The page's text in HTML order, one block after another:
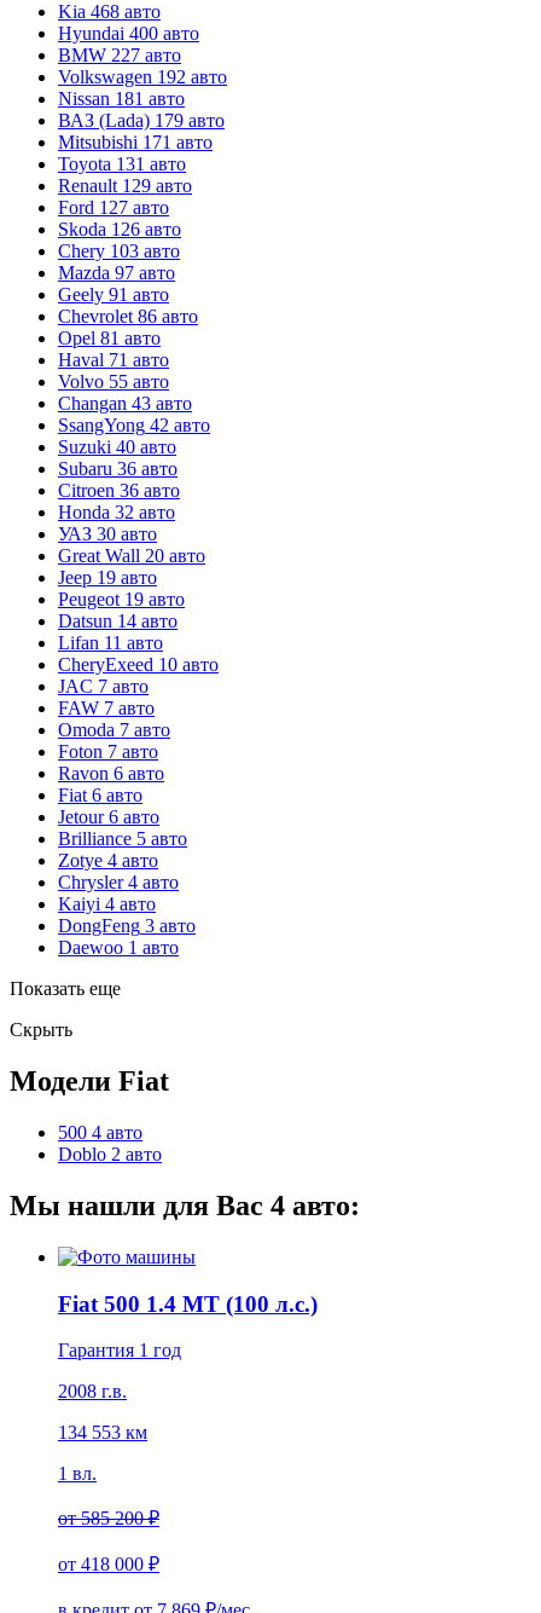
Kia 468 авто
Hyundai 400 авто
BMW 227 авто
Volkswagen 192 авто
Nissan 181 авто
ВАЗ (Lada) 179 авто
Mitsubishi 171 авто
Toyota 131 авто
Renault 129 авто
Ford 127 авто
Skoda 126 авто
Chery 103 авто
Mazda 97 авто
Geely 91 авто
Chevrolet 86 авто
Opel 81 авто
Haval 71 авто
Volvo 55 авто
Changan 43 авто
SsangYong 42 авто
Suzuki 40 авто
Subaru 36 авто
Citroen 36 авто
Honda 32 авто
УАЗ 30 авто
Great Wall 20 авто
Jeep 19 авто
Peugeot 19 авто
Datsun 14 авто
Lifan 11 авто
CheryExeed 10 авто
JAC 7 авто
FAW 7 авто
Omoda 7 авто
Foton 7 авто
Ravon 6 авто
Fiat 6 авто
Jetour 6 авто
Brilliance 5 авто
Zotye 4 авто
Chrysler 4 авто
Kaiyi 4 авто
DongFeng 3 авто
Daewoo 1 авто
Показать еще
Скрыть
Модели Fiat
500 4 авто
Doblo 2 авто
Мы нашли для Вас 4 авто:
Fiat 500 1.4 MT (100 л.с.)
Гарантия 1 год
2008 г.в.
134 553 км
1 вл.
от585 200 ₽
от 418 000 ₽